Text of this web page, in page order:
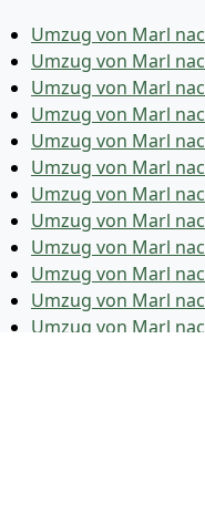
Umzug von Marl
Umzug von Marl
Umzug von Marl
Umzug von Marl
Umzug von Marl
Umzug von Marl
Umzug von Marl
Umzug von Marl
Umzug von Marl
Umzug von Marl
Umzug von Marl
Umzug von Marl